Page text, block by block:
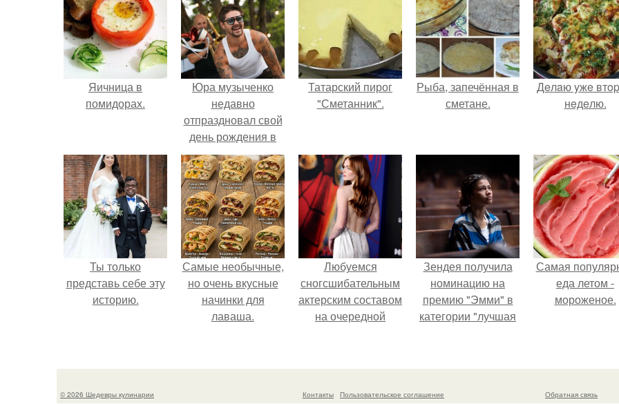
Яичница в
помидорах.
Юра музыченко
недавно
отпраздновал свой
день рождения в
кругу самых
близких и родных
людей.
Татарский пирог
"Сметанник".
Рыба, запечённая в
сметане.
Дeлaю yжe
нeдeлю.
Ты только
представь себе эту
историю.
Самые необычные,
но очень вкусные
начинки для
лаваша.
Любуемся
сногсшибательным
актерским составом
на очередной
Зендея получила
номинацию на
премию "Эмми" в
категории "лучшая
сериале" за третий
Самая
еда летом -
мороженое.
© 2026 Шедевры кулинарии Контакты Пользовательское соглашение Обратная связь